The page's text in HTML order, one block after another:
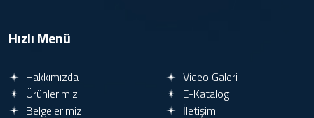
Hızlı Menü
Hakkımızda
Ürünlerimiz
Belgelerimiz
Video Galeri
E-Katalog
İletişim